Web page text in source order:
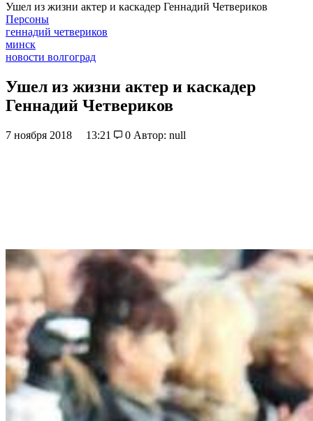
Ушел из жизни актер и каскадер Геннадий Четвериков
Персоны
геннадий четвериков
минск
новости волгоград
Ушел из жизни актер и каскадер
Геннадий Четвериков
7 ноября 2018 13:21 0 Автор: null